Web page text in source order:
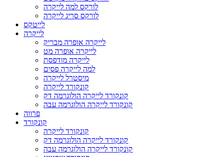
לורקס למה לייקרה
לורקס סריג לייקרה
לייטקס
לייקרה
לייקרה אופרה מבריק
לייקרה אופרה מט
לייקרה מודפסת
למה לייקרה פסים
מיסטרל לייקרה
קונקורד לייקרה
קונקורד לייקרה הולוגרמה דק
קונקורד לייקרה הולוגרמה עבה
פרווה
קונקורד
קונקורד לייקרה
קונקורד לייקרה הולוגרמה דק
קונקורד לייקרה הולוגרמה עבה